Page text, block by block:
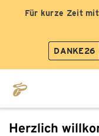
Für kurze Zeit
DANKE26
Herzlich